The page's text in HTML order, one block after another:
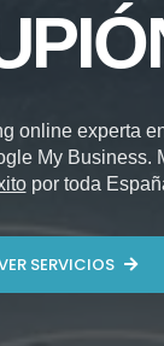
online experta
My Business.
por toda
SERVICIOS